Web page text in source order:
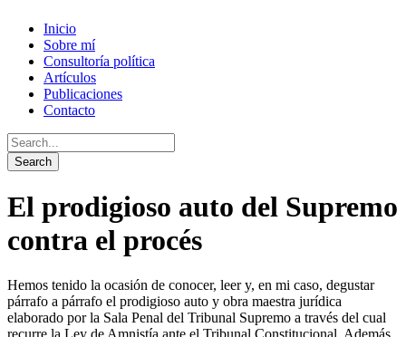
Inicio
Sobre mí
Consultoría política
Artículos
Publicaciones
Contacto
El prodigioso auto del Supremo
contra el procés
Hemos tenido la ocasión de conocer, leer y, en mi caso, degustar
párrafo a párrafo el prodigioso auto y obra maestra jurídica
elaborado por la Sala Penal del Tribunal Supremo a través del cual
recurre la Ley de Amnistía ante el Tribunal Constitucional. Además